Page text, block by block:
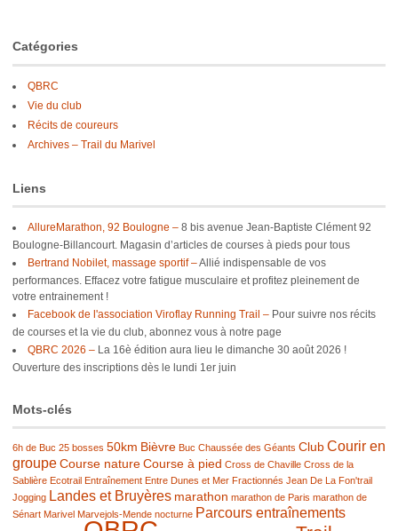
Catégories
QBRC
Vie du club
Récits de coureurs
Archives – Trail du Marivel
Liens
AllureMarathon, 92 Boulogne – 8 bis avenue Jean-Baptiste Clément 92
Boulogne-Billancourt. Magasin d’articles de courses à pieds pour tous
Bertrand Nobilet, massage sportif –Allié indispensable de vos
performances. Effacez votre fatigue musculaire et profitez pleinement de
votre entrainement !
Facebook de l'association Viroflay Running Trail – Pour suivre nos récits
de courses et la vie du club, abonnez vous à notre page
QBRC 2026 – La 16è édition aura lieu le dimanche 30 août 2026 !
Ouverture des inscriptions dès le lundi 1er juin
Mots-clés
6h de Buc 25 bosses 50km Bièvre Buc Chaussée des Géants ClubCourir en
groupeCourse natureCourse à pied Cross de Chaville Cross de la
Sablière Ecotrail Entraînement Entre Dunes et Mer Fractionnés Jean De La Fon'trail
Jogging Landes et Bruyères marathon marathon de Paris marathon de
Sénart Marivel Marvejols-Mende nocturne Parcours entraînements